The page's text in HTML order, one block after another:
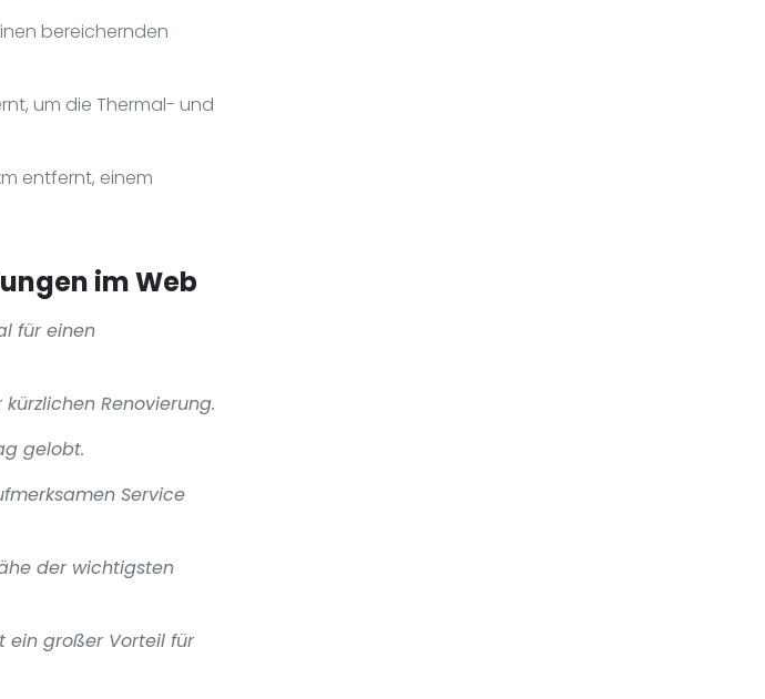
bereichernden
um die Thermal- und
entfernt, einem
im Web
für einen
Renovierung.
gelobt.
Service
der wichtigsten
ein großer Vorteil für